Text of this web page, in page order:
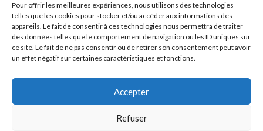
Pour offrir les meilleures expériences, nous utilisons des technologies
telles que les cookies pour stocker et/ou accéder aux informations des
appareils. Le fait de consentir à ces technologies nous permettra de traiter
des données telles que le comportement de navigation ou les ID uniques sur
ce site. Le fait de ne pas consentir ou de retirer son consentement peut avoir
un effet négatif sur certaines caractéristiques et fonctions.
Accepter
Refuser
0692 42 38 80
contact@inkantation.re
Suivez-nous sur